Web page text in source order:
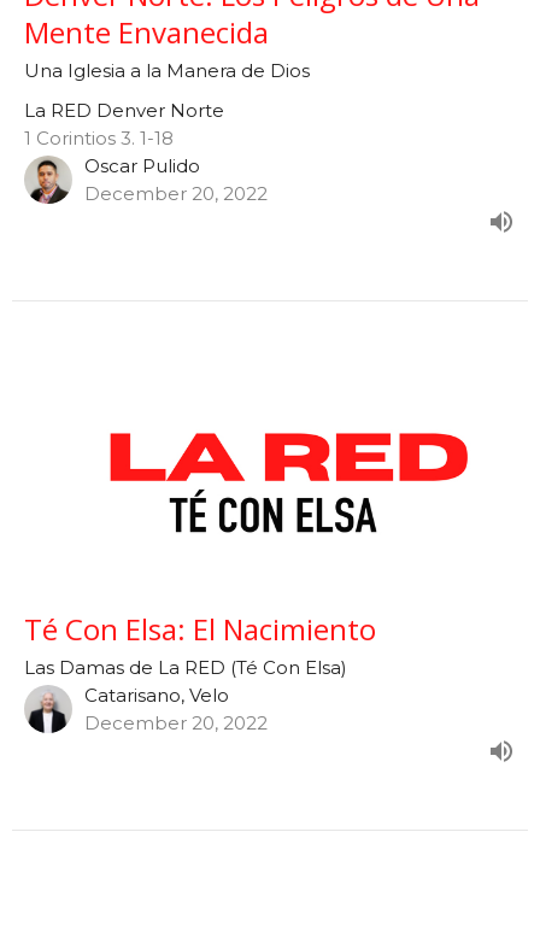
Mente Envanecida
Una Iglesia a la Manera de Dios
La RED Denver Norte
1 Corintios 3. 1-18
Oscar Pulido
December 20, 2022
Té Con Elsa: El Nacimiento
Las Damas de La RED (Té Con Elsa)
Catarisano, Velo
December 20, 2022